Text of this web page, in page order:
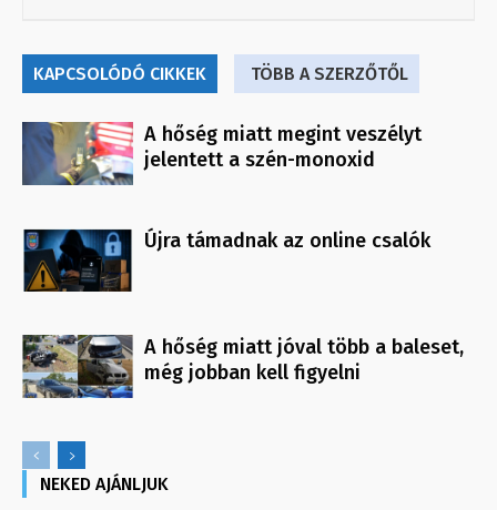
KAPCSOLÓDÓ CIKKEK TÖBB A SZERZŐTŐL
A hőség miatt megint veszélyt
jelentett a szén-monoxid
Újra támadnak az online csalók
A hőség miatt jóval több a baleset,
még jobban kell figyelni
NEKED AJÁNLJUK